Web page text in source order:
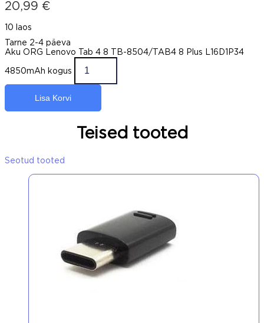
20,99 €
10 laos
Tarne 2-4 päeva
Aku ORG Lenovo Tab 4 8 TB-8504/TAB4 8 Plus L16D1P34
4850mAh kogus
Lisa Korvi
Teised tooted
Seotud tooted